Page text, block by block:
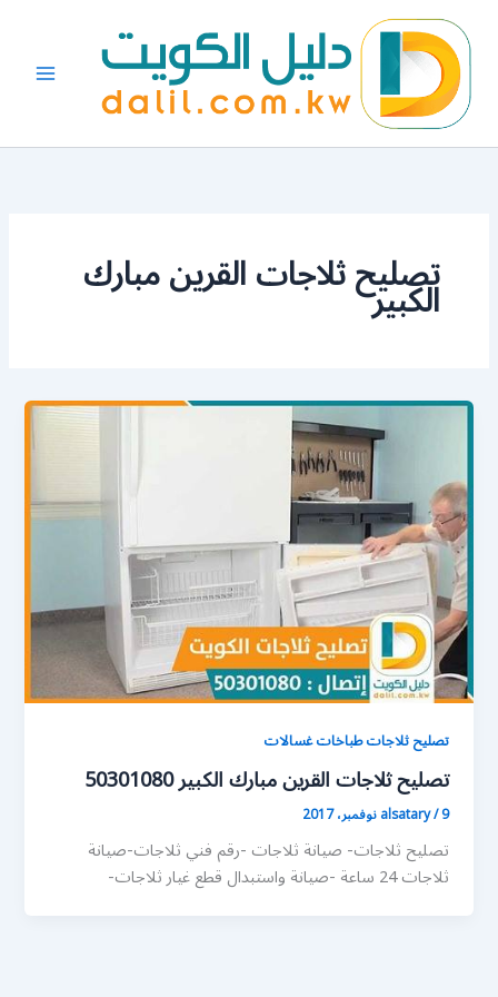
المحتوى
تصليح ثلاجات القرين مبارك
الكبير
تصليح ثلاجات طباخات غسالات
تصليح ثلاجات القرين مبارك الكبير 50301080
alsatary/9 نوفمبر، 2017
تصليح ثلاجات- صيانة ثلاجات -رقم فني ثلاجات-صيانة
ثلاجات 24 ساعة -صيانة واستبدال قطع غيار ثلاجات-